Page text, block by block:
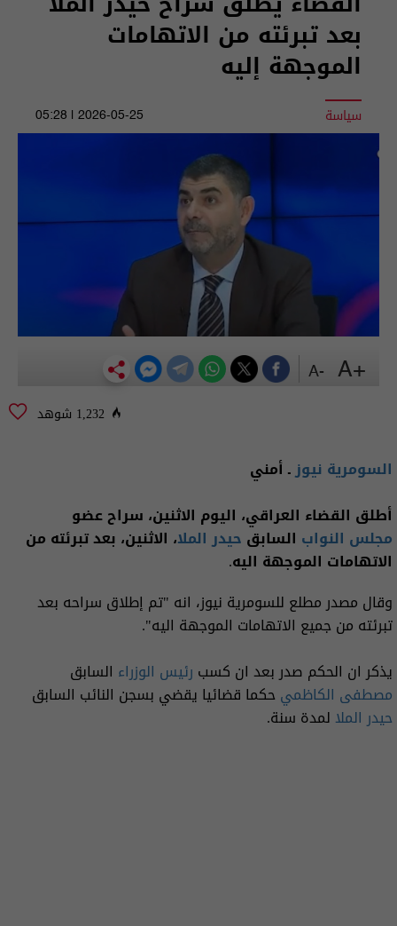
بعد تبرئته من الاتهامات
الموجهة إليه
سياسة 2026-05-25 | 05:28
1,232 شوهد
السومرية نيوزـ أمني
أطلق ‏القضاء العراقي، اليوم الاثنين، سراح عضو
مجلس النواب السابق حيدر الملا، الاثنين، بعد تبرئته من
الاتهامات الموجهة اليه.
وقال مصدر مطلع للسومرية نيوز، انه "تم إطلاق سراحه بعد
تبرئته من جميع الاتهامات الموجهة اليه".
يذكر ان الحكم صدر بعد ان كسب رئيس الوزراء السابق
مصطفى الكاظميحكما قضائيا يقضي بسجن النائب السابق
حيدر الملالمدة سنة.
+A
-A